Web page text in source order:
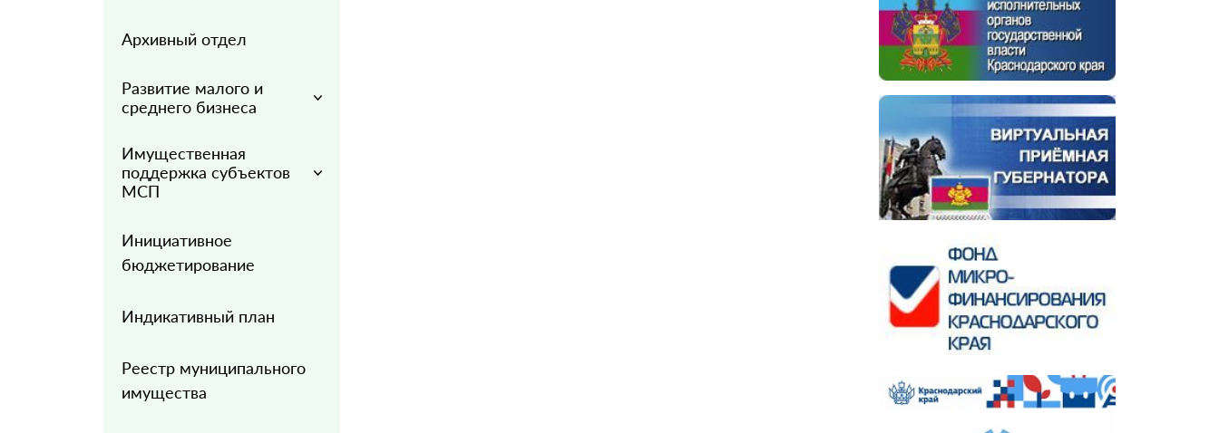
Архивный отдел
Развитие малого и
среднего бизнеса
Имущественная
поддержка субъектов
МСП
Инициативное
бюджетирование
Индикативный план
Реестр муниципального
имущества